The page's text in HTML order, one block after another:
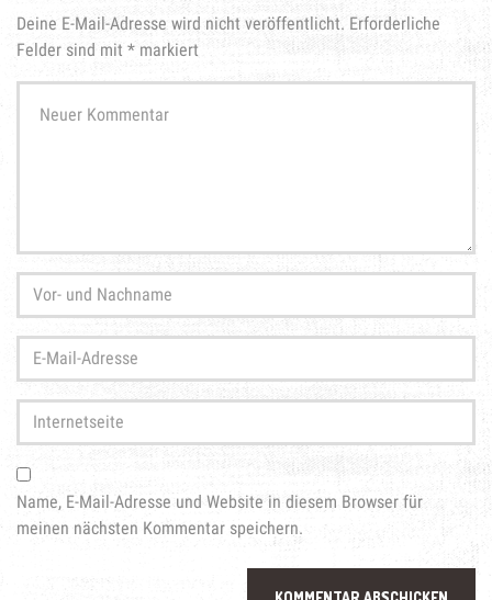
Deine E-Mail-Adresse wird nicht veröffentlicht. Erforderliche
Felder sind mit * markiert
Kommentar*
Vor-
und
Nachname*
Mail-
Adresse*
Internetseite
Name, E-Mail-Adresse und Website in diesem Browser für
meinen nächsten Kommentar speichern.